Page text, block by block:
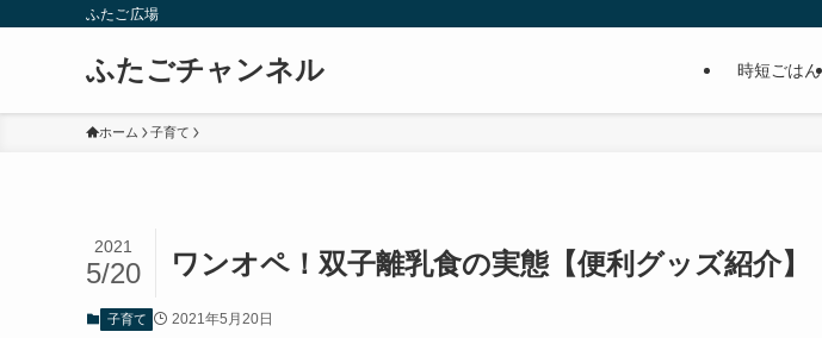
ふたご広場
ふたごチャンネル 時短ごはん
ホーム 子育て
ワンオペ！双子離乳食の実態【便利グッズ紹介】
2021
5/20
子育て 2021年5月20日